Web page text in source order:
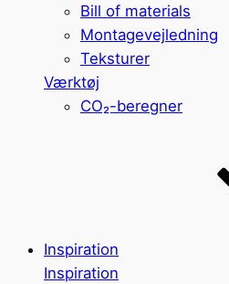
Bill of materials
Montagevejledning
Teksturer
Værktøj
CO₂-beregner
Inspiration
Inspiration